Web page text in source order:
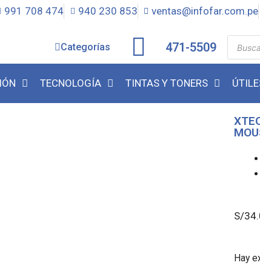
991 708 474 940 230 853 ventas@infofar.com.pe
Categorías 471-5509
TECNOLOGÍA TINTAS Y TONERS
S/
Hay